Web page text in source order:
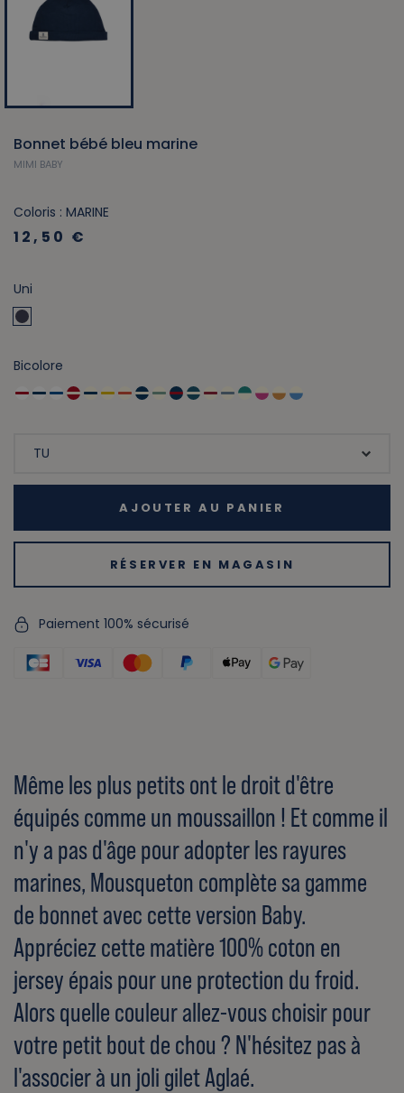
Bonnet bébé bleu marine
MIMI BABY
Coloris : MARINE
12,50 €
Uni
Bicolore
AJOUTER AU PANIER
RÉSERVER EN MAGASIN
Paiement 100% sécurisé
Même les plus petits ont le droit d'être
équipés comme un moussaillon ! Et comme il
n'y a pas d'âge pour adopter les rayures
marines, Mousqueton complète sa gamme
de bonnet avec cette version Baby.
Appréciez cette matière 100% coton en
jersey épais pour une protection du froid.
Alors quelle couleur allez-vous choisir pour
votre petit bout de chou ? N'hésitez pas à
l'associer à un joli gilet Aglaé.